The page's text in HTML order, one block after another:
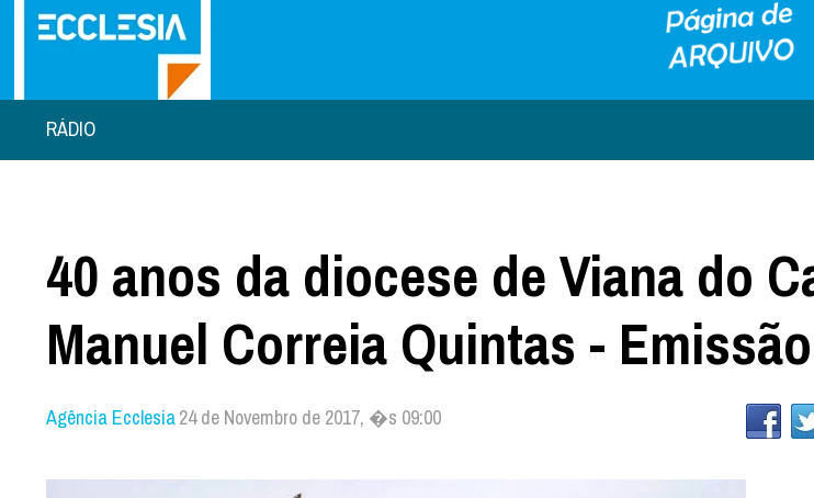
RÁDIO
40 anos da diocese de Viana do
Manuel Correia Quintas -
Agência Ecclesia24 de Novembro de 2017, �s 09:00